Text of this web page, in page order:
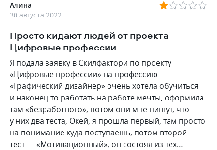
Алина
30 августа 2022
Просто кидают людей от проекта
Цифровые профессии
Я подала заявку в Скилфактори по проекту
«Цифровые профессии» на профессию
«Графический дизайнер» очень хотела обучиться
и наконец то работать на работе мечты, оформила
там «безработного», потом они мне пишут, что
у них два теста, Окей, я прошла первый, там просто
на понимание куда поступаешь, потом второй
тест — «Мотивационный», он состоял из тех…